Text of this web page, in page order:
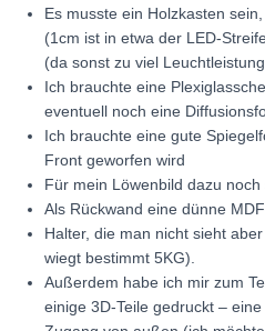
Es musste ein Holzkasten
(1cm ist in etwa der LED-
(da sonst zu viel
Ich brauchte eine
eventuell noch eine
Ich brauchte eine gute
Front geworfen wird
Für mein Löwenbild dazu
Als Rückwand eine dünne
Halter, die man nicht sieht
wiegt bestimmt 5KG).
Außerdem habe ich mir zum
einige 3D-Teile gedruckt –